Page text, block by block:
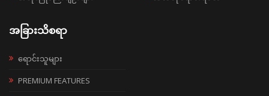
အခြားသိစရာ
ရောင်းသူများ
PREMIUM FEATURES